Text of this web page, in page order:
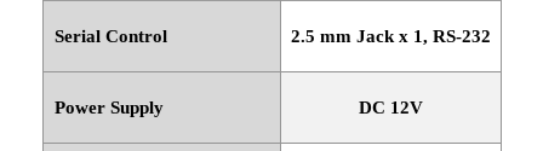
Serial Control 2.5 mm Jack x 1, RS-232
Power Supply DC 12V